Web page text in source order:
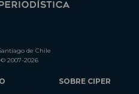
de Chile
© 2007-2026
SOBRE CIPER